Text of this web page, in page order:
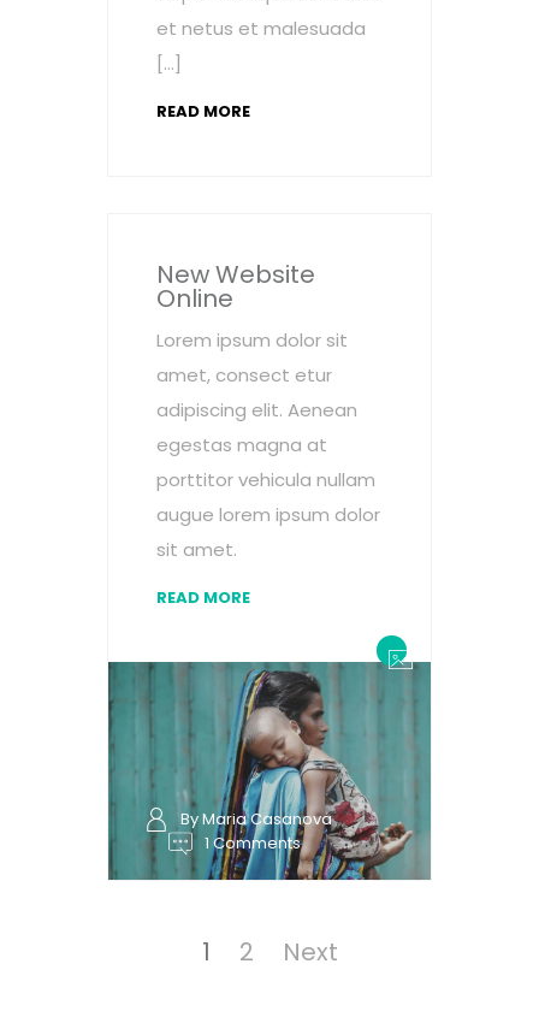
et netus et malesuada
[…]
READ MORE
New Website
Online
Lorem ipsum dolor sit
amet, consect etur
adipiscing elit. Aenean
egestas magna at
porttitor vehicula nullam
augue lorem ipsum dolor
sit amet.
READ MORE
By Maria Casanova
1 Comments
pagination
Page
1 Page
2 Next